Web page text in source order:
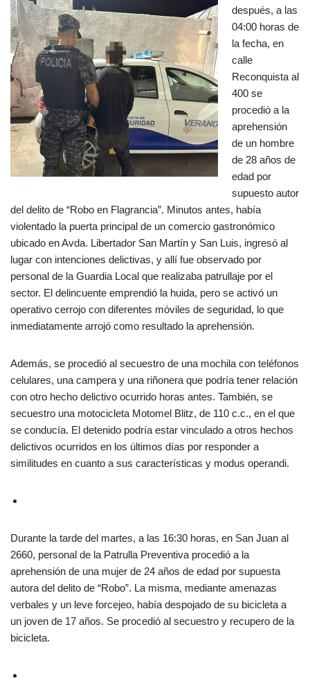
después, a las
04:00 horas de
la fecha, en
calle
Reconquista al
400 se
procedió a la
aprehensión
de un hombre
de 28 años de
edad por
supuesto autor
del delito de “Robo en Flagrancia”. Minutos antes, había
violentado la puerta principal de un comercio gastronómico
ubicado en Avda. Libertador San Martín y San Luis, ingresó al
lugar con intenciones delictivas, y allí fue observado por
personal de la Guardia Local que realizaba patrullaje por el
sector. El delincuente emprendió la huida, pero se activó un
operativo cerrojo con diferentes móviles de seguridad, lo que
inmediatamente arrojó como resultado la aprehensión.
Además, se procedió al secuestro de una mochila con teléfonos
celulares, una campera y una riñonera que podría tener relación
con otro hecho delictivo ocurrido horas antes. También, se
secuestro una motocicleta Motomel Blitz, de 110 c.c., en el que
se conducía. El detenido podría estar vinculado a otros hechos
delictivos ocurridos en los últimos días por responder a
similitudes en cuanto a sus características y modus operandi.
Durante la tarde del martes, a las 16:30 horas, en San Juan al
2660, personal de la Patrulla Preventiva procedió a la
aprehensión de una mujer de 24 años de edad por supuesta
autora del delito de “Robo”. La misma, mediante amenazas
verbales y un leve forcejeo, había despojado de su bicicleta a
un joven de 17 años. Se procedió al secuestro y recupero de la
bicicleta.